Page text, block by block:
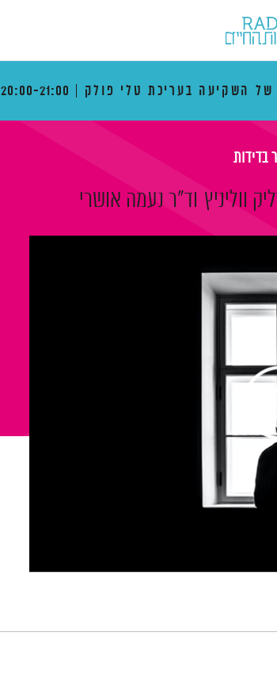
של השקיעה בעריכת טלי פולק 20:00-21:00
בדידות
ווליניץ וד"ר נעמה אושרי